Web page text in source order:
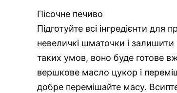
Пісочне печиво
Підготуйте всі інгредієнти
невеличкі шматочки і
таких умов, воно буде готове
вершкове масло цукор і
добре перемішайте масу.